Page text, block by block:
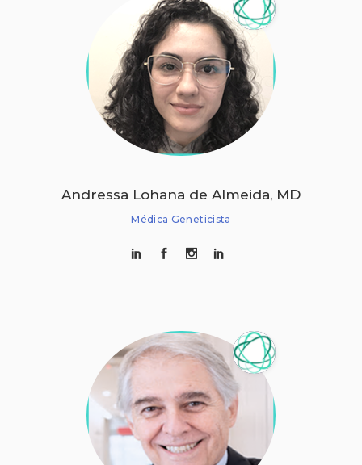
Andressa Lohana de Almeida, MD
Médica Geneticista